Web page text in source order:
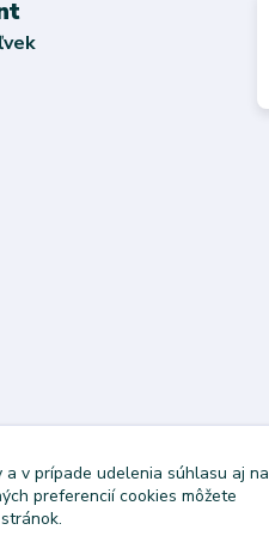
v prípade udelenia súhlasu aj na
preferencií cookies môžete